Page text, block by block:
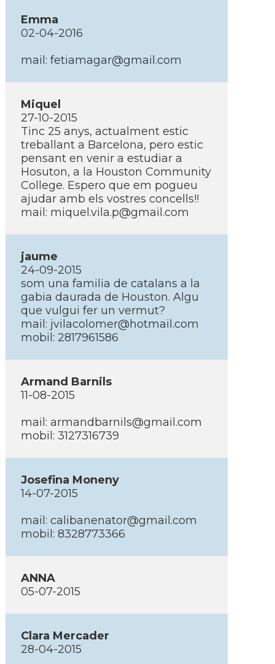
Emma
02-04-2016
mail: fetiamagar@gmail.com
Miquel
27-10-2015
Tinc 25 anys, actualment estic
treballant a Barcelona, pero estic
pensant en venir a estudiar a
Hosuton, a la Houston Community
College. Espero que em pogueu
ajudar amb els vostres concells!!
mail: miquel.vila.p@gmail.com
jaume
24-09-2015
som una familia de catalans a la
gabia daurada de Houston. Algu
que vulgui fer un vermut?
mail: jvilacolomer@hotmail.com
mobil: 2817961586
Armand Barnils
11-08-2015
mail: armandbarnils@gmail.com
mobil: 3127316739
Josefina Moneny
14-07-2015
mail: calibanenator@gmail.com
mobil: 8328773366
ANNA
05-07-2015
Clara Mercader
28-04-2015